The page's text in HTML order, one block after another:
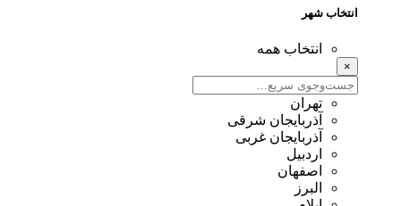
انتخاب شهر
انتخاب همه
×
تهران
آذربایجان شرقی
آذربایجان غربی
اردبیل
اصفهان
البرز